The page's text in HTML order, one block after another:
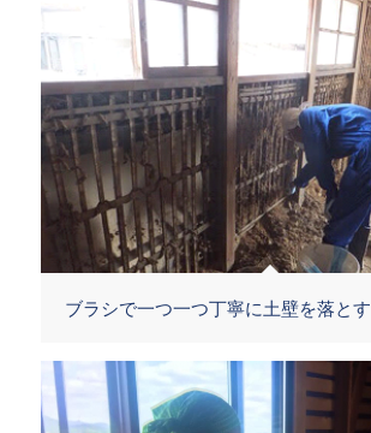
ブラシで一つ一つ丁寧に土壁を落とす